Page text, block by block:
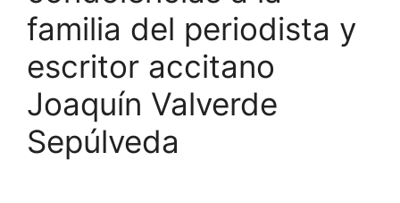
familia del periodista y
escritor accitano
Joaquín Valverde
Sepúlveda